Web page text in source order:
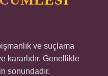
ve suçlama
kararlıdır. Genellikle
sonundadır.